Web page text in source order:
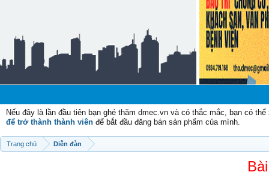
Nếu đây là lần đầu tiên bạn ghé thăm dmec.vn và có thắc mắc, bạn có
để trở thành thành viên để bắt đầu đăng bán sản phẩm của mình.
Trang chủ Diễn đàn